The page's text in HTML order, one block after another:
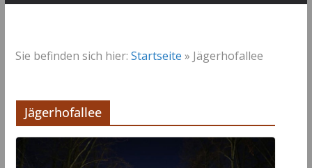
Sie befinden sich hier: Startseite » Jägerhofallee
Jägerhofallee